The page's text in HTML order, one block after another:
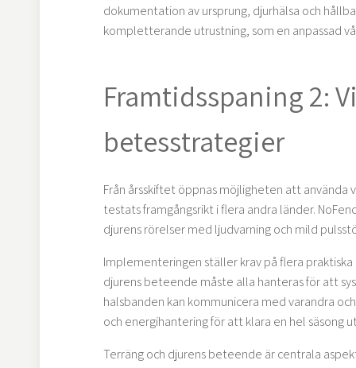
dokumentation av ursprung, djurhälsa och
kompletterande utrustning, som en anpassad
Framtidsspaning 2:
betesstrategier
Från årsskiftet öppnas möjligheten att
testats framgångsrikt i flera andra länder.
djurens rörelser med ljudvarning och mild
Implementeringen ställer krav på flera
djurens beteende måste alla hanteras för att
halsbanden kan kommunicera med varandra
och energihantering för att klara en hel säsong
Terräng och djurens beteende är centrala